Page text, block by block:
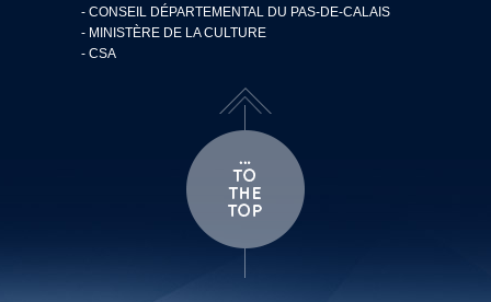
- CONSEIL DÉPARTEMENTAL DU PAS-DE-CALAIS
- MINISTÈRE DE LA CULTURE
- CSA